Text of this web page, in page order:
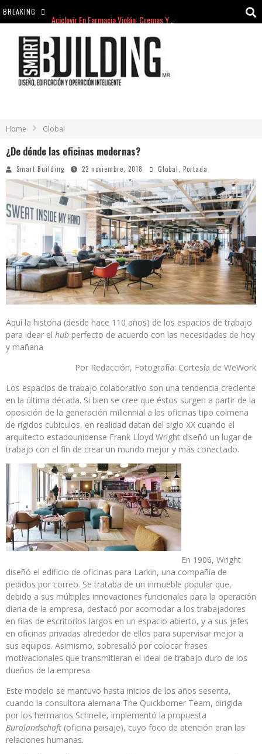
BREAKING
hello world
hello world
Home Global
¿De dónde las oficinas modernas?
Smart Building 22 noviembre, 2018 Global Portada
Aquí la historia (desde hace 110 años) de los espacios de trabajo
para idear el hub perfecto de acuerdo con las necesidades de hoy
y mañana
Por Redacción, Fotografía: Cortesía de WeWork
Los espacios de trabajo colaborativo son una tendencia creciente
en la última década. Si bien se cree que éstos surgen a partir de la
oposición de la generación millennial a las oficinas tipo colmena
de rígidos cubículos, en realidad datan del siglo XX cuando el
arquitecto estadounidense Frank Lloyd Wright diseñó un lugar de
trabajo con el fin de crear un mundo mejor y más conectado.
En 1906, Wright
diseñó el edificio de oficinas para Larkin, una compañía de
pedidos por correo. Se trataba de un inmueble popular que,
debido a sus múltiples innovaciones funcionales para la operación
diaria de la empresa, destacó por acomodar a los trabajadores
en filas de escritorios largos en un espacio abierto, y a sus jefes
en oficinas privadas alrededor de ellos para supervisar mejor a
sus equipos. Asimismo, sobresalió por colocar frases
motivacionales que transmitieran el ideal de trabajo duro de los
dueños de la empresa.
Este modelo se mantuvo hasta inicios de los años sesenta,
cuando la consultora alemana The Quickborner Team, dirigida
por los hermanos Schnelle, implementó la propuesta
Bürolandschaft (oficina paisaje), cuyo foco de atención eran las
relaciones humanas.